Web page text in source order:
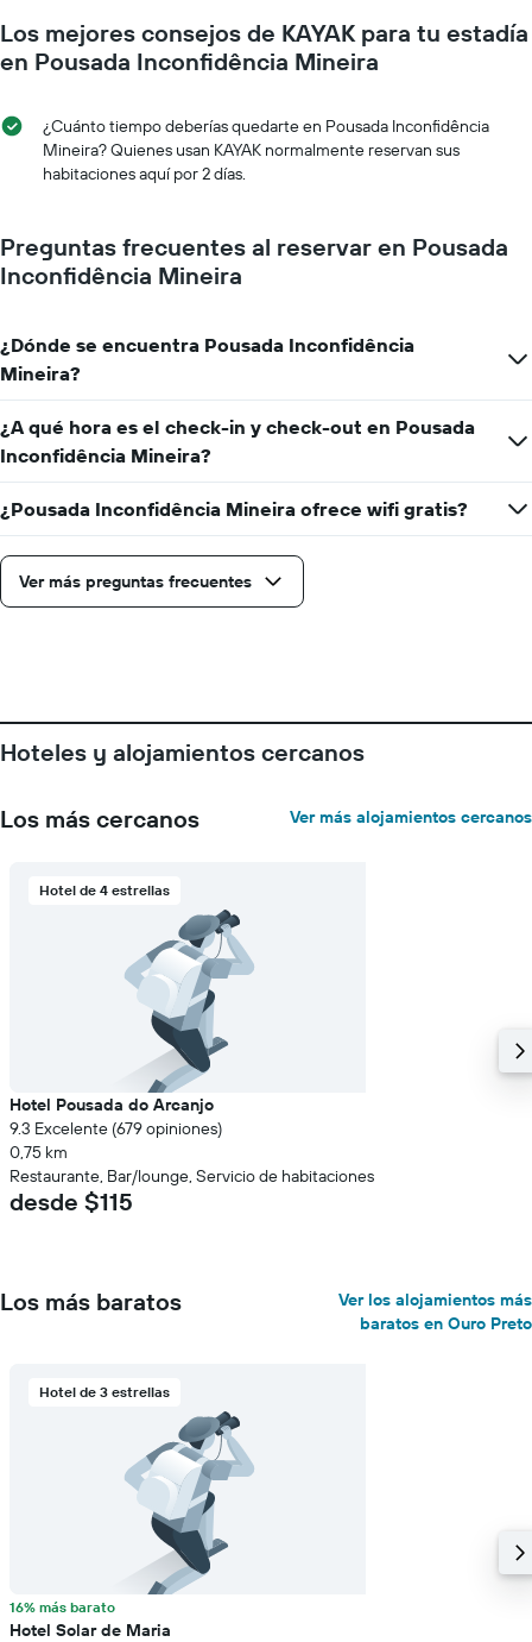
muestra
1
eje
que
indica
precio
una
habitación
que
se
fecha
de
gráfico
muestra
1
que
indica
la
cantidad
de
días
que
faltan
para
la
estadía
indica
promedio
habitación
Los mejores consejos de KAYAK para tu estadía
en Pousada Inconfidência Mineira
¿Cuánto tiempo deberías quedarte en Pousada Inconfidência
Mineira? Quienes usan KAYAK normalmente reservan sus
habitaciones aquí por 2 días.
Preguntas frecuentes al reservar en Pousada
Inconfidência Mineira
¿Dónde se encuentra Pousada Inconfidência
Mineira?
¿A qué hora es el check-in y check-out en Pousada
Inconfidência Mineira?
¿Pousada Inconfidência Mineira ofrece wifi gratis?
Ver más preguntas frecuentes
Hoteles y alojamientos cercanos
Los más cercanos Ver más alojamientos cercanos
Hotel de 4 estrellas
Hotel Pousada do Arcanjo
9.3 Excelente (679 opiniones)
0,75 km
Restaurante, Bar/lounge, Servicio de habitaciones
desde $115
Los más baratos
Ver los alojamientos más
baratos en Ouro Preto
Hotel de 3 estrellas
16% más barato
Hotel Solar de Maria